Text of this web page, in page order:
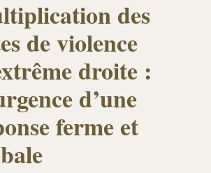
des
de violence
droite :
d’une
ferme et